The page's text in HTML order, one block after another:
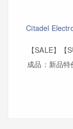
Citadel
【SALE】【
成品：新品特